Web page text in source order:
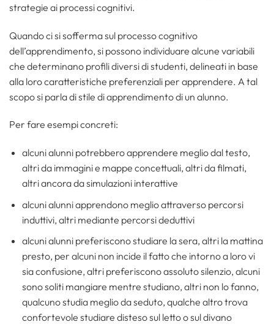
strategie ai processi cognitivi.
Quando ci si sofferma sul processo cognitivo
dell’apprendimento, si possono individuare alcune variabili
che determinano profili diversi di studenti, delineati in base
alla loro caratteristiche preferenziali per apprendere. A tal
scopo si parla di stile di apprendimento di un alunno.
Per fare esempi concreti:
alcuni alunni potrebbero apprendere meglio dal testo,
altri da immagini e mappe concettuali, altri da filmati,
altri ancora da simulazioni interattive
alcuni alunni apprendono meglio attraverso percorsi
induttivi, altri mediante percorsi deduttivi
alcuni alunni preferiscono studiare la sera, altri la mattina
presto, per alcuni non incide il fatto che intorno a loro vi
sia confusione, altri preferiscono assoluto silenzio, alcuni
sono soliti mangiare mentre studiano, altri non lo fanno,
qualcuno studia meglio da seduto, qualche altro trova
confortevole studiare disteso sul letto o sul divano